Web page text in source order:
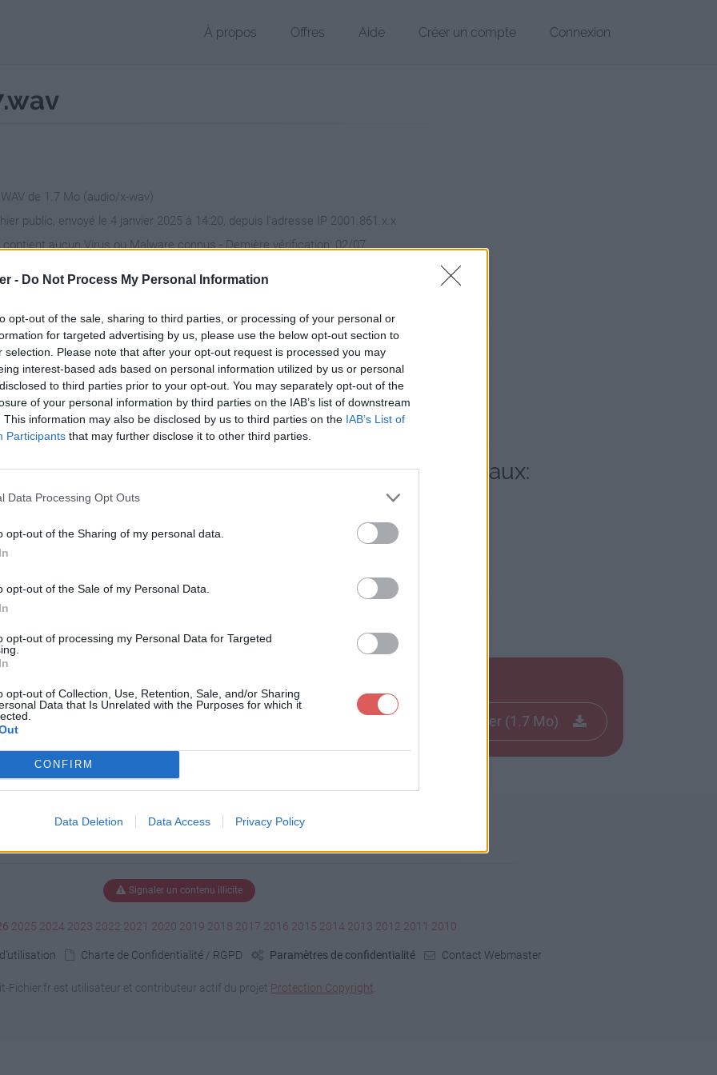
- Do Not Process My Personal Information
opt-out of the sale, sharing to third parties, or processing of your personal or
for targeted advertising by us, please use the below opt-out section to
selection. Please note that after your opt-out request is processed you may
interest-based ads based on personal information utilized by us or personal
to third parties prior to your opt-out. You may separately opt-out of the
of your personal information by third parties on the IAB’s list of downstream
This information may also be disclosed by us to third parties on the IAB’s List of
Participants that may further disclose it to other third parties.
Data Processing Opt Outs
opt-out of the Sharing of my personal data.
opt-out of the Sale of my Personal Data.
opt-out of processing my Personal Data for Targeted
opt-out of Collection, Use, Retention, Sale, and/or Sharing
Data that Is Unrelated with the Purposes for which it
CONFIRM
Data Deletion Data Access Privacy Policy
À propos Offres Aide Créer un compte Connexion
de 1.7 Mo (audio/x-wav)
public, envoyé le 4 janvier 2025 à 14:20, depuis l'adresse IP 2001.861.x.x
contient aucun Virus ou Malware connus - Dernière vérification: 02/07
pause 2017.wav sur le Web et les réseaux sociaux:
la pause 2017.wav
Télécharger le fichier (1.7 Mo)
Signaler un contenu illicite
2025 2024 2023 2022 2021 2020 2019 2018 2017 2016 2015 2014 2013 2012 2011 2010
Charte de Confidentialité / RGPD Paramètres de confidentialité Contact Webmaster
Fichier.fr est utilisateur et contributeur actif du projet Protection Copyright